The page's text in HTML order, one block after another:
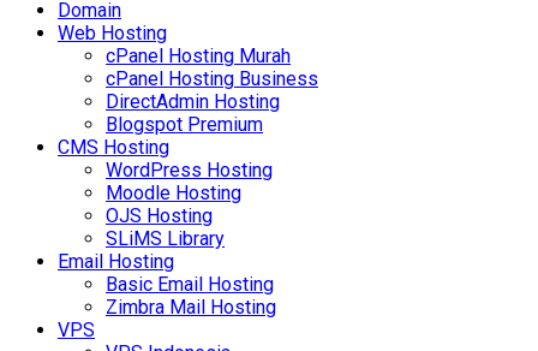
Domain
Web Hosting
cPanel Hosting Murah
cPanel Hosting Business
DirectAdmin Hosting
Blogspot Premium
CMS Hosting
WordPress Hosting
Moodle Hosting
OJS Hosting
SLiMS Library
Email Hosting
Basic Email Hosting
Zimbra Mail Hosting
VPS